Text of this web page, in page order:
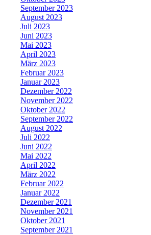
September 2023
August 2023
Juli 2023
Juni 2023
Mai 2023
April 2023
März 2023
Februar 2023
Januar 2023
Dezember 2022
November 2022
Oktober 2022
September 2022
August 2022
Juli 2022
Juni 2022
Mai 2022
April 2022
März 2022
Februar 2022
Januar 2022
Dezember 2021
November 2021
Oktober 2021
September 2021